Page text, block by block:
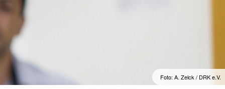
und
Foto: A. Zelck / DRK e.V.